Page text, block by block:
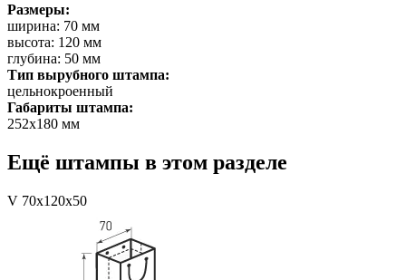
Размеры:
ширина: 70 мм
высота: 120 мм
глубина: 50 мм
Тип вырубного штампа:
цельнокроенный
Габариты штампа:
252х180 мм
Ещё штампы в этом разделе
V 70x120x50